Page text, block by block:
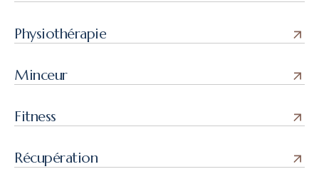
Physiothérapie
Minceur
Fitness
Récupération